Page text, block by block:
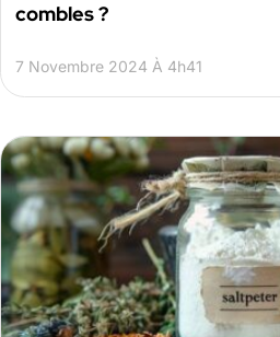
combles ?
7 Novembre 2024 À 4h41